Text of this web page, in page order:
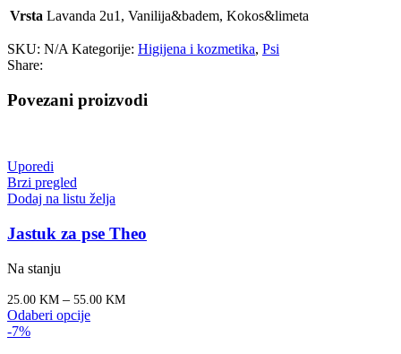
Vrsta Lavanda 2u1, Vanilija&badem, Kokos&limeta
SKU: N/A Kategorije: Higijena i kozmetika, Psi
Share:
Povezani proizvodi
Uporedi
Brzi pregled
Dodaj na listu želja
Jastuk za pse Theo
Na stanju
25.00 KM – 55.00 KM
Odaberi opcije
-7%